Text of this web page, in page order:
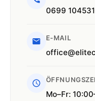
0699
E-MAIL
Mo–Fr: